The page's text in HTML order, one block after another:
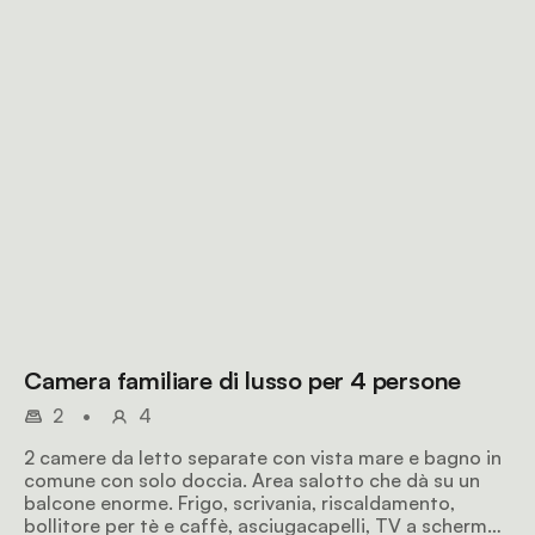
Camera familiare di lusso per 4 persone
2 •
4
2 camere da letto separate con vista mare e bagno in
comune con solo doccia. Area salotto che dà su un
balcone enorme. Frigo, scrivania, riscaldamento,
bollitore per tè e caffè, asciugacapelli, TV a schermo